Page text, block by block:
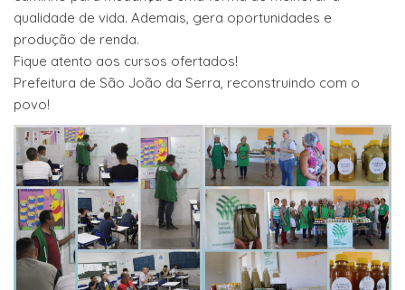
qualidade de vida. Ademais, gera oportunidades e
produção de renda.
Fique atento aos cursos ofertados!
Prefeitura de São João da Serra, reconstruindo com o
povo!